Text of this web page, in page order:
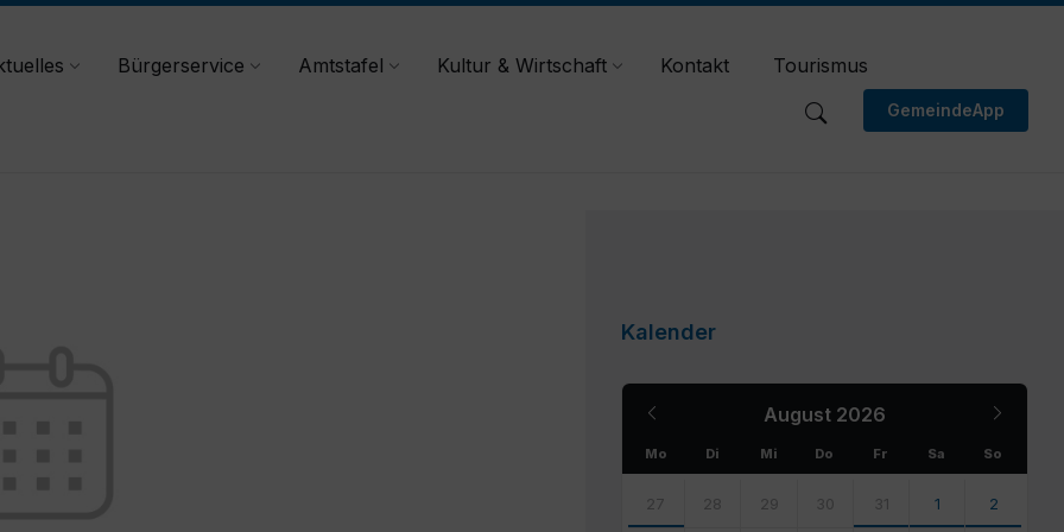
Bürgerservice Amtstafel Kultur & Wirtschaft Kontakt Tourismus
GemeindeApp
Kalender
August 2026
Month
Mo Di Mi Do Fr Sa So
calendar
days
27 28 29 30 31 1 2